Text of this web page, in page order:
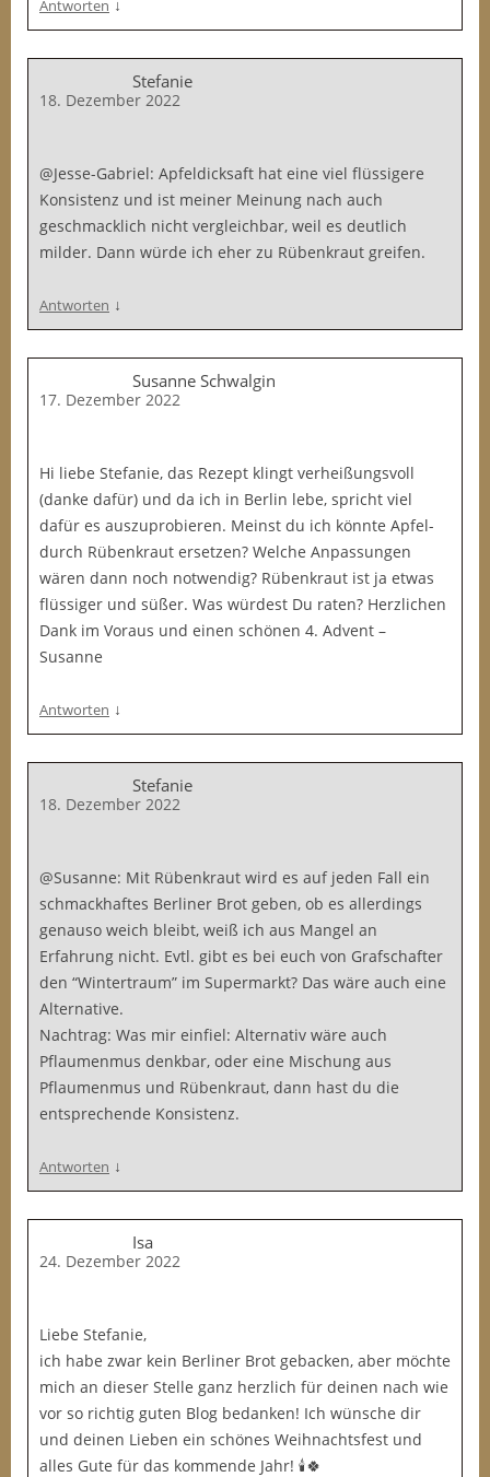
Antworten ↓
Stefanie
18. Dezember 2022
@Jesse-Gabriel: Apfeldicksaft hat eine viel flüssigere
Konsistenz und ist meiner Meinung nach auch
geschmacklich nicht vergleichbar, weil es deutlich
milder. Dann würde ich eher zu Rübenkraut greifen.
Antworten ↓
Susanne Schwalgin
17. Dezember 2022
Hi liebe Stefanie, das Rezept klingt verheißungsvoll
(danke dafür) und da ich in Berlin lebe, spricht viel
dafür es auszuprobieren. Meinst du ich könnte Apfel-
durch Rübenkraut ersetzen? Welche Anpassungen
wären dann noch notwendig? Rübenkraut ist ja etwas
flüssiger und süßer. Was würdest Du raten? Herzlichen
Dank im Voraus und einen schönen 4. Advent –
Susanne
Antworten ↓
Stefanie
18. Dezember 2022
@Susanne: Mit Rübenkraut wird es auf jeden Fall ein
schmackhaftes Berliner Brot geben, ob es allerdings
genauso weich bleibt, weiß ich aus Mangel an
Erfahrung nicht. Evtl. gibt es bei euch von Grafschafter
den “Wintertraum” im Supermarkt? Das wäre auch eine
Alternative.
Nachtrag: Was mir einfiel: Alternativ wäre auch
Pflaumenmus denkbar, oder eine Mischung aus
Pflaumenmus und Rübenkraut, dann hast du die
entsprechende Konsistenz.
Antworten ↓
Isa
24. Dezember 2022
Liebe Stefanie,
ich habe zwar kein Berliner Brot gebacken, aber möchte
mich an dieser Stelle ganz herzlich für deinen nach wie
vor so richtig guten Blog bedanken! Ich wünsche dir
und deinen Lieben ein schönes Weihnachtsfest und
alles Gute für das kommende Jahr! 🕯️🍀